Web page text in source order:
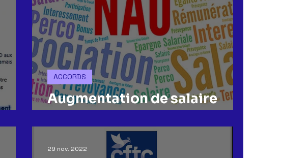
Augmentation de salaire
chez SFRD
ACCORDS
29 nov. 2022